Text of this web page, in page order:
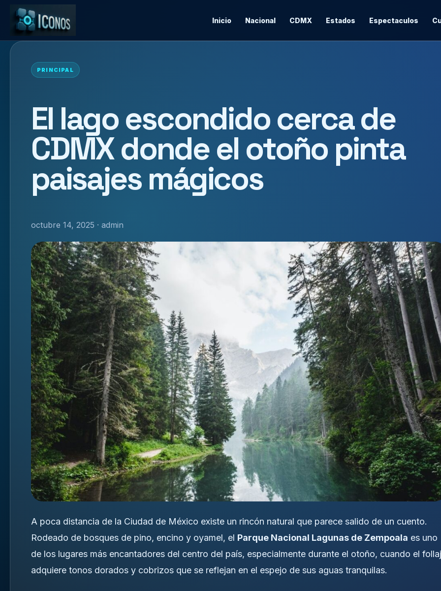
Inicio Nacional CDMX Estados Espectaculos
PRINCIPAL
El lago escondido cerca de
CDMX donde el otoño pinta
paisajes mágicos
octubre 14, 2025 · admin
A poca distancia de la Ciudad de México existe un rincón natural que parece salido de un cuento.
Rodeado de bosques de pino, encino y oyamel, el Parque Nacional Lagunas de Zempoala es uno
de los lugares más encantadores del centro del país, especialmente durante el otoño, cuando el
adquiere tonos dorados y cobrizos que se reflejan en el espejo de sus aguas tranquilas.